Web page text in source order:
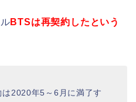
BTSは再契約したという
2020年5～6月に満了す